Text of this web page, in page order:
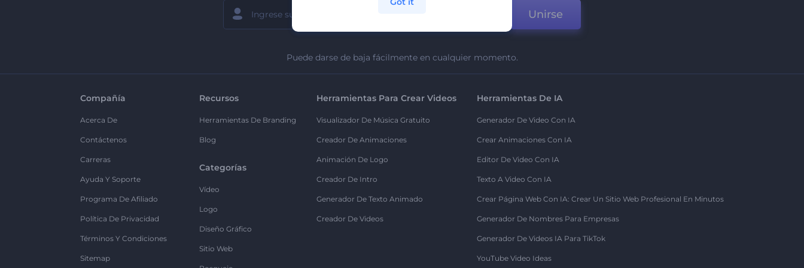
Unirse
Puede darse de baja fácilmente en cualquier momento.
Compañía
Acerca De
Contáctenos
Carreras
Ayuda Y Soporte
Programa De Afiliado
Política De Privacidad
Términos Y Condiciones
Sitemap
Recursos
Herramientas De Branding
Blog
Categorías
Vídeo
Logo
Diseño Gráfico
Sitio Web
Herramientas Para Crear Videos
Visualizador De Música Gratuito
Creador De Animaciones
Animación De Logo
Creador De Intro
Generador De Texto Animado
Creador De Videos
Herramientas De IA
Generador De Video Con IA
Crear Animaciones Con IA
Editor De Video Con IA
Texto A Video Con IA
Crear Página Web Con IA: Crear Un Sitio Web Profesional En Minutos
Generador De Nombres Para Empresas
Generador De Videos IA Para TikTok
YouTube Video Ideas